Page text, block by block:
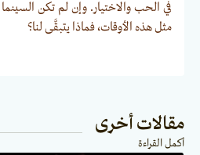
في الحب والاختيار. وإن لم تكن
مثل هذه الأوقات، فماذا يتبقَّى لنا؟
مقالات أخرى
أكمل القراءة